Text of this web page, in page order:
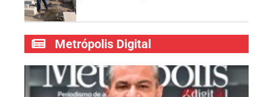
Metrópolis Digital